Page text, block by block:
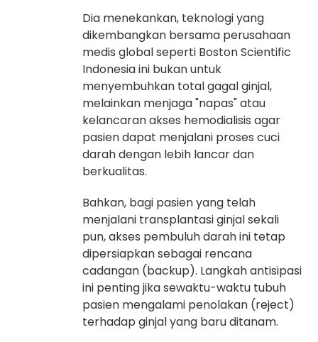
Dia menekankan, teknologi yang
dikembangkan bersama perusahaan
medis global seperti Boston Scientific
Indonesia ini bukan untuk
menyembuhkan total gagal ginjal,
melainkan menjaga "napas" atau
kelancaran akses hemodialisis agar
pasien dapat menjalani proses cuci
darah dengan lebih lancar dan
berkualitas.
Bahkan, bagi pasien yang telah
menjalani transplantasi ginjal sekali
pun, akses pembuluh darah ini tetap
dipersiapkan sebagai rencana
cadangan (backup). Langkah antisipasi
ini penting jika sewaktu-waktu tubuh
pasien mengalami penolakan (reject)
terhadap ginjal yang baru ditanam.